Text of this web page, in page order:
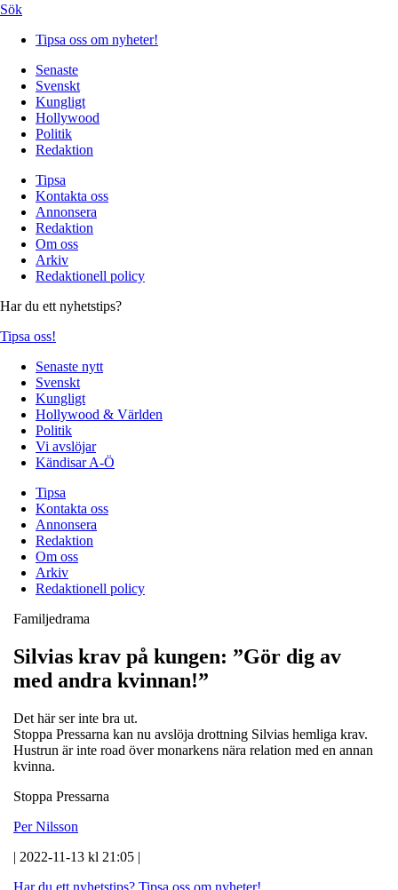
Sök
Tipsa oss om nyheter!
Senaste
Svenskt
Kungligt
Hollywood
Politik
Redaktion
Tipsa
Kontakta oss
Annonsera
Redaktion
Om oss
Arkiv
Redaktionell policy
Har du ett nyhetstips?
Tipsa oss!
Senaste nytt
Svenskt
Kungligt
Hollywood & Världen
Politik
Vi avslöjar
Kändisar A-Ö
Tipsa
Kontakta oss
Annonsera
Redaktion
Om oss
Arkiv
Redaktionell policy
Familjedrama
Silvias krav på kungen: ”Gör dig av
med andra kvinnan!”
Det här ser inte bra ut.
Stoppa Pressarna kan nu avslöja drottning Silvias hemliga krav.
Hustrun är inte road över monarkens nära relation med en annan
kvinna.
Stoppa Pressarna
Per Nilsson
| 2022-11-13 kl 21:05 |
Har du ett nyhetstips? Tipsa oss om nyheter!